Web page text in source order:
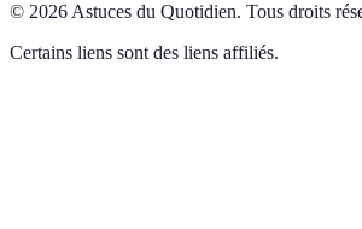
© 2026 Astuces du Quotidien. Tous droits
Certains liens sont des liens affiliés.